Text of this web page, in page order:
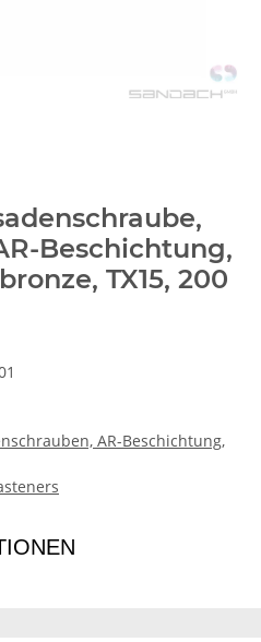
Beschichtung,
TX15, 200
AR-Beschichtung,